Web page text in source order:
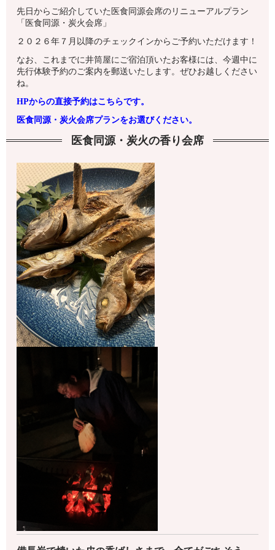
先日からご紹介していた医食同源会席のリニューアルプラン
「医食同源・炭火会席」
２０２６年７月以降のチェックインからご予約いただけます！
なお、これまでに井筒屋にご宿泊頂いたお客様には、今週中に
先行体験予約のご案内を郵送いたします。ぜひお越しください
ね。
HPからの直接予約はこちらです。
医食同源・炭火会席プランをお選びください。
医食同源・炭火の香り会席